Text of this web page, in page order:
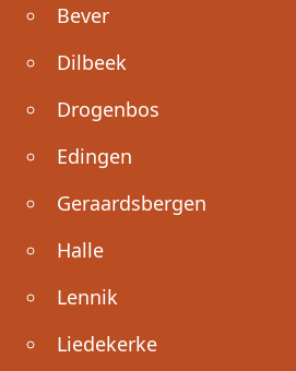
Bever
Dilbeek
Drogenbos
Edingen
Geraardsbergen
Halle
Lennik
Liedekerke